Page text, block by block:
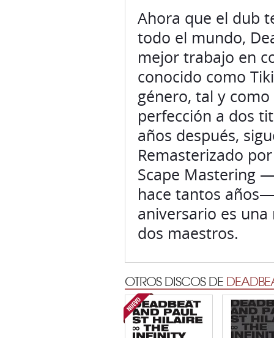
Ahora que el dub
todo el mundo,
mejor trabajo en
conocido como
género, tal y
perfección a dos
años después,
Remasterizado
Scape Mastering
hace tantos
aniversario es
dos maestros.
OTROS DISCOS DE